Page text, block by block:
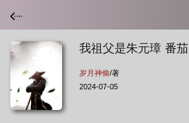
我祖父是朱元璋 番茄
岁月神偷/著
2024-07-05